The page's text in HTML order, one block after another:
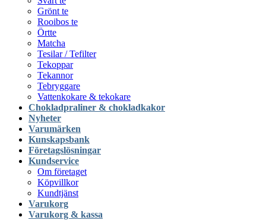
Grönt te
Rooibos te
Örtte
Matcha
Tesilar / Tefilter
Tekoppar
Tekannor
Tebryggare
Vattenkokare & tekokare
Chokladpraliner & chokladkakor
Nyheter
Varumärken
Kunskapsbank
Företagslösningar
Kundservice
Om företaget
Köpvillkor
Kundtjänst
Varukorg
Varukorg & kassa